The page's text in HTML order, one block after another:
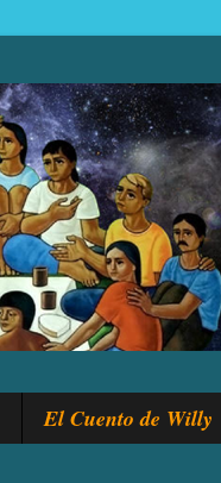
El Cuento de Willy